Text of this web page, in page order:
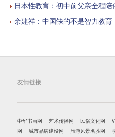
日本性教育：初中前父亲全程陪
余建祥：中国缺的不是智力教育
友情链接
中华书画网 艺术传播网 民俗文化网
网
城市品牌建设网 旅游风景名胜网